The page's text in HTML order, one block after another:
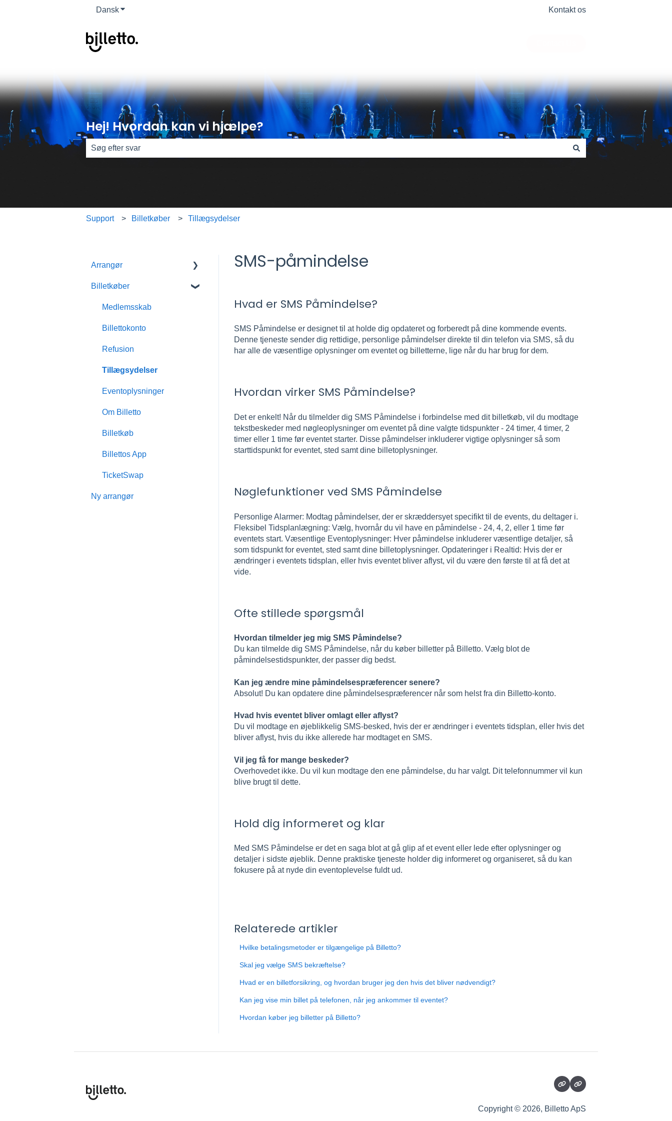
DanskVis undermenu for oversættelser Kontakt os
Hej! Hvordan kan vi hjælpe?
Support Billetkøber Tillægsydelser
SMS-påmindelse
Hvad er SMS Påmindelse?
SMS Påmindelse er designet til at holde dig opdateret og forberedt på dine kommende events.
Denne tjeneste sender dig rettidige, personlige påmindelser direkte til din telefon via SMS, så du
har alle de væsentlige oplysninger om eventet og billetterne, lige når du har brug for dem.
Hvordan virker SMS Påmindelse?
Det er enkelt! Når du tilmelder dig SMS Påmindelse i forbindelse med dit billetkøb, vil du modtage
tekstbeskeder med nøgleoplysninger om eventet på dine valgte tidspunkter - 24 timer, 4 timer, 2
timer eller 1 time før eventet starter. Disse påmindelser inkluderer vigtige oplysninger så som
starttidspunkt for eventet, sted samt dine billetoplysninger.
Nøglefunktioner ved SMS Påmindelse
Personlige Alarmer: Modtag påmindelser, der er skræddersyet specifikt til de events, du deltager i.
Fleksibel Tidsplanlægning: Vælg, hvornår du vil have en påmindelse - 24, 4, 2, eller 1 time før
eventets start. Væsentlige Eventoplysninger: Hver påmindelse inkluderer væsentlige detaljer, så
som tidspunkt for eventet, sted samt dine billetoplysninger. Opdateringer i Realtid: Hvis der er
ændringer i eventets tidsplan, eller hvis eventet bliver aflyst, vil du være den første til at få det at
vide.
Ofte stillede spørgsmål
Hvordan tilmelder jeg mig SMS Påmindelse?
Du kan tilmelde dig SMS Påmindelse, når du køber billetter på Billetto. Vælg blot de
påmindelsestidspunkter, der passer dig bedst.
Kan jeg ændre mine påmindelsespræferencer senere?
Absolut! Du kan opdatere dine påmindelsespræferencer når som helst fra din Billetto-konto.
Hvad hvis eventet bliver omlagt eller aflyst?
Du vil modtage en øjeblikkelig SMS-besked, hvis der er ændringer i eventets tidsplan, eller hvis det
bliver aflyst, hvis du ikke allerede har modtaget en SMS.
Vil jeg få for mange beskeder?
Overhovedet ikke. Du vil kun modtage den ene påmindelse, du har valgt. Dit telefonnummer vil kun
blive brugt til dette.
Hold dig informeret og klar
Med SMS Påmindelse er det en saga blot at gå glip af et event eller lede efter oplysninger og
detaljer i sidste øjeblik. Denne praktiske tjeneste holder dig informeret og organiseret, så du kan
fokusere på at nyde din eventoplevelse fuldt ud.
Relaterede artikler
Hvilke betalingsmetoder er tilgængelige på Billetto?
Skal jeg vælge SMS bekræftelse?
Hvad er en billetforsikring, og hvordan bruger jeg den hvis det bliver nødvendigt?
Kan jeg vise min billet på telefonen, når jeg ankommer til eventet?
Hvordan køber jeg billetter på Billetto?
Arrangør
Kom godt i gang med
Billetkøber
Medlemsskab
Billettokonto
Refusion
Tillægsydelser
Eventoplysninger
Om Billetto
Billetkøb
Billettos App
TicketSwap
Ny arrangør
Copyright © 2026, Billetto ApS